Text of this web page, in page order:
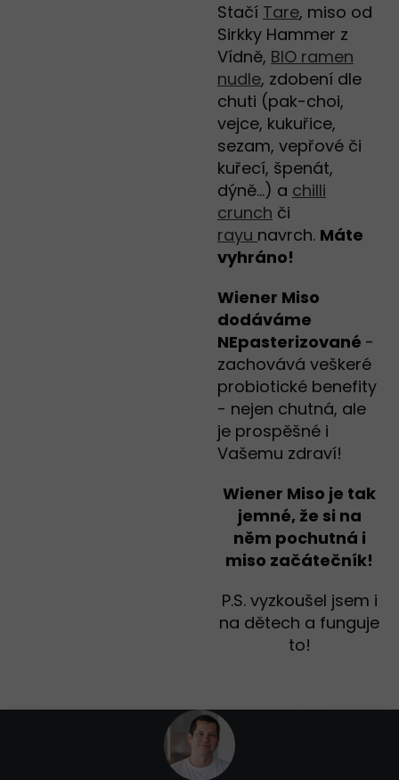
Stačí Tare, miso od
Sirkky Hammer z
Vídně, BIO ramen
nudle, zdobení dle
chuti (pak-choi,
vejce, kukuřice,
sezam, vepřové či
kuřecí, špenát,
dýně...) a chilli
crunch či
rayu navrch. Máte
vyhráno!
Wiener Miso
dodáváme
NEpasterizované -
zachovává veškeré
probiotické benefity
- nejen chutná, ale
je prospěšné i
Vašemu zdraví!
Wiener Miso je tak
jemné, že si na
něm pochutná i
miso začátečník!
P.S. vyzkoušel jsem i
na dětech a funguje
to!